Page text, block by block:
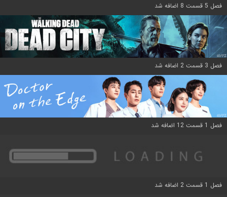
فصل 5 قسمت 8 اضافه شد
فصل 3 قسمت 2 اضافه شد
فصل 1 قسمت 12 اضافه شد
فصل 1 قسمت 2 اضافه شد